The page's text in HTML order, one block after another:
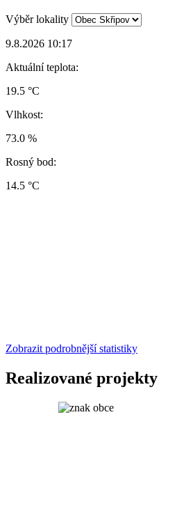
Výběr lokality
9.8.2026 10:17
Aktuální teplota:
19.5 °C
Vlhkost:
73.0 %
Rosný bod:
14.5 °C
Zobrazit podrobnější statistiky
Realizované projekty